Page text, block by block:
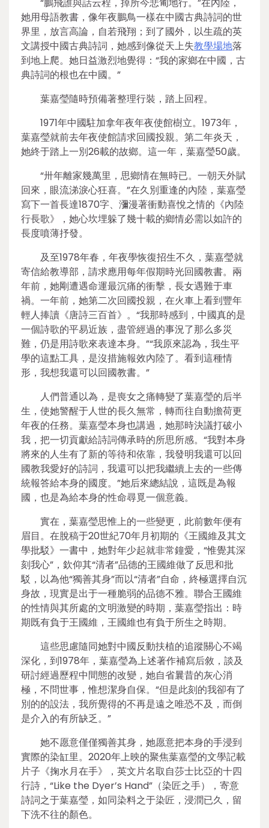
她用母語教書，像年夜鵬鳥一樣在中國古典詩詞的世
界里，放言高論，自若飛翔；到了國外，以生疏的英
文講授中國古典詩詞，她感到像從天上失教學場地落
到地上爬。她日益激烈地覺得：“我的家鄉在中國，古
典詩詞的根也在中國。”
葉嘉瑩隨時預備著整理行裝，踏上回程。
1971年中國駐加拿年夜年夜使館樹立。1973年，
葉嘉瑩就前去年夜使館請求回國投親。第二年炎天，
她終于踏上一別26載的故鄉。這一年，葉嘉瑩50歲。
“卅年離家幾萬里，思鄉情在無時已。一朝天外賦
回來，眼流涕淚心狂喜。”在久別重逢的內陸，葉嘉瑩
寫下一首長達1870字、瀰漫著衝動喜悅之情的《內陸
行長歌》，她心坎埋躲了幾十載的鄉情必需以如許的
長度噴薄抒發。
及至1978年春，年夜學恢復招生不久，葉嘉瑩就
寄信給教導部，請求應用每年假期時光回國教書。兩
年前，她剛遭遇命運最沉痛的衝擊，長女遇難于車
禍。一年前，她第二次回國投親，在火車上看到豐年
輕人捧讀《唐詩三百首》。“我那時感到，中國真的是
一個詩歌的平易近族，盡管經過的事況了那么多災
難，仍是用詩歌來表達本身。”“我原來認為，我生平
學的這點工具，是沒措施報效內陸了。看到這種情
形，我想我還可以回國教書。”
人們普通以為，是喪女之痛轉變了葉嘉瑩的后半
生，使她警醒于人世的長久無常，轉而往自動擔荷更
年夜的任務。葉嘉瑩本身也講過，她那時決議打破小
我，把一切貢獻給詩詞傳承時的所思所感。“我對本身
將來的人生有了新的等待和依靠，我發明我還可以回
國教我愛好的詩詞，我還可以把我繼續上去的一些傳
統報答給本身的國度。”她后來總結說，這既是為報
國，也是為給本身的性命尋覓一個意義。
實在，葉嘉瑩思惟上的一些變更，此前數年便有
眉目。在脫稿于20世紀70年月初期的《王國維及其文
學批駁》一書中，她對年少起就非常鐘愛，“惟覺其深
刻我心”，欽仰其“清者”品德的王國維做了反思和批
駁，以為他“獨善其身”而以“清者”自命，終極選擇自沉
身故，現實是出于一種脆弱的品德不雅。聯合王國維
的性情與其所處的文明激變的時期，葉嘉瑩指出：時
期既有負于王國維，王國維也有負于所生之時期。
這些思慮隨同她對中國反動扶植的追蹤關心不竭
深化，到1978年，葉嘉瑩為上述著作補寫后敘，談及
研討經過歷程中間態的改變，她自省曩昔的灰心消
極，不問世事，惟想潔身自保。“但是此刻的我卻有了
別的的設法，我所覺得的不再是遠之唯恐不及，而倒
是介入的有所缺乏。”
她不愿意僅僅獨善其身，她愿意把本身的手浸到
實際的染缸里。2020年上映的聚焦葉嘉瑩的文學記載
片子《掬水月在手》，英文片名取自莎士比亞的十四
行詩，“Like the Dyer’s Hand”（染匠之手），寄意
詩詞之于葉嘉瑩，如同染料之于染匠，浸潤已久，留
下洗不往的顏色。